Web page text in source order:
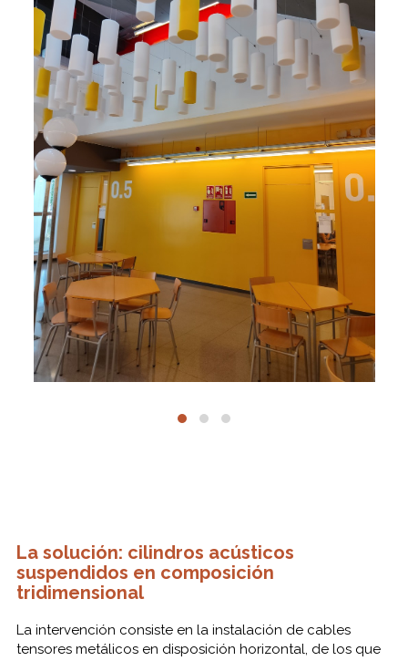
La solución: cilindros acústicos
suspendidos en composición
tridimensional
La intervención consiste en la instalación de cables
tensores metálicos en disposición horizontal, de los que